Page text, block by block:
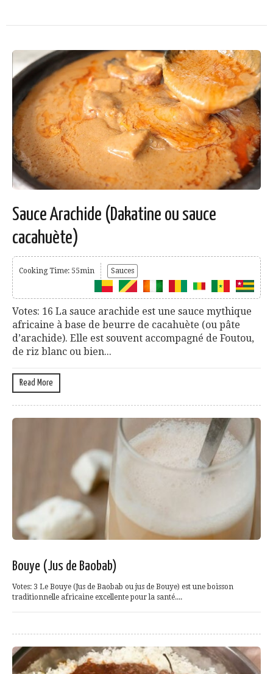
Sauce Arachide (Dakatine ou sauce
cacahuète)
Cooking Time: 55min Sauces
Votes: 16 La sauce arachide est une sauce mythique
africaine à base de beurre de cacahuète (ou pâte
d’arachide). Elle est souvent accompagné de Foutou,
de riz blanc ou bien...
Read More
Bouye (Jus de Baobab)
Votes: 3 Le Bouye (Jus de Baobab ou jus de Bouye) est une boisson
traditionnelle africaine excellente pour la santé....